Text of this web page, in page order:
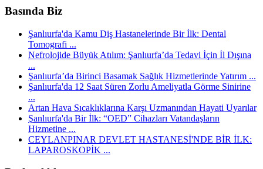
Basında Biz
Şanlıurfa'da Kamu Diş Hastanelerinde Bir İlk: Dental
Tomografi ...
Nefrolojide Büyük Atılım: Şanlıurfa’da Tedavi İçin İl Dışına
...
Şanlıurfa’da Birinci Basamak Sağlık Hizmetlerinde Yatırım ...
Şanlıurfa'da 12 Saat Süren Zorlu Ameliyatla Görme Sinirine
...
Artan Hava Sıcaklıklarına Karşı Uzmanından Hayati Uyarılar
Şanlıurfa'da Bir İlk: “OED” Cihazları Vatandaşların
Hizmetine ...
CEYLANPINAR DEVLET HASTANESİ'NDE BİR İLK:
LAPAROSKOPİK ...